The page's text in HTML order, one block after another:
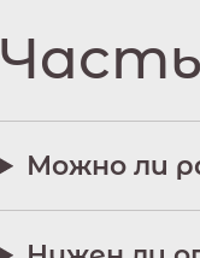
Можно ли